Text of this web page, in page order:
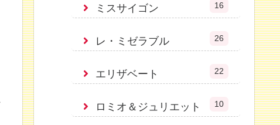
ミスサイゴン 16
レ・ミゼラブル 26
エリザベート 22
ロミオ＆ジュリエット 10